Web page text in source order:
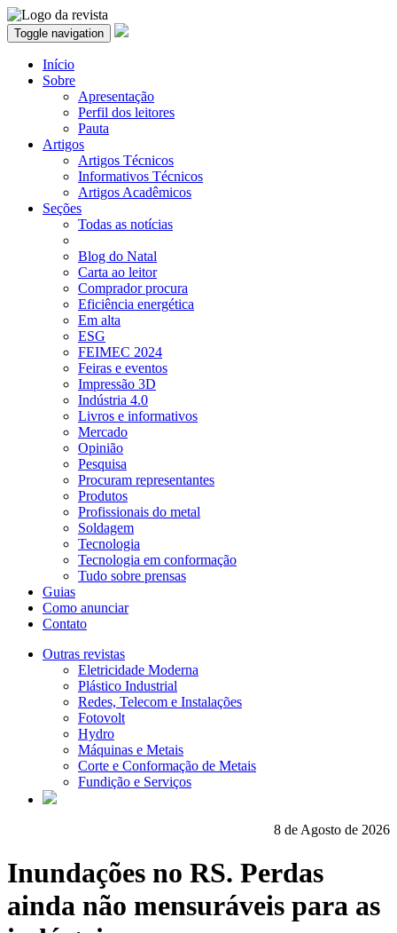
Toggle navigation
Início
Sobre
Apresentação
Perfil dos leitores
Pauta
Artigos
Artigos Técnicos
Informativos Técnicos
Artigos Acadêmicos
Seções
Todas as notícias
Blog do Natal
Carta ao leitor
Comprador procura
Eficiência energética
Em alta
ESG
FEIMEC 2024
Feiras e eventos
Impressão 3D
Indústria 4.0
Livros e informativos
Mercado
Opinião
Pesquisa
Procuram representantes
Produtos
Profissionais do metal
Soldagem
Tecnologia
Tecnologia em conformação
Tudo sobre prensas
Guias
Como anunciar
Contato
Outras revistas
Eletricidade Moderna
Plástico Industrial
Redes, Telecom e Instalações
Fotovolt
Hydro
Máquinas e Metais
Corte e Conformação de Metais
Fundição e Serviços
8 de Agosto de 2026
Inundações no RS. Perdas
ainda não mensuráveis para as